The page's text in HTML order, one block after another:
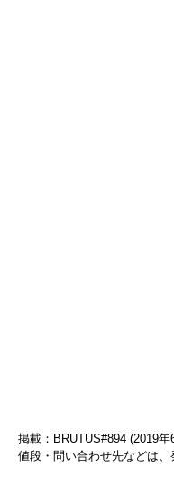
掲載：BRUTUS#894 (2019年
値段・問い合わせ先などは、